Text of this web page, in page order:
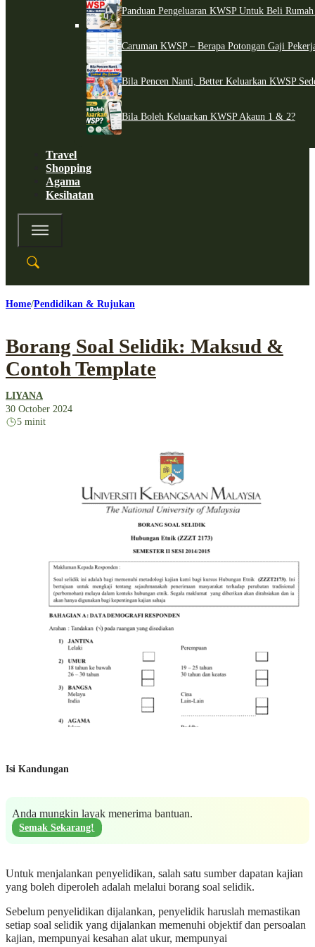
Panduan Pengeluaran KWSP Untuk Beli
Caruman KWSP – Berapa Potongan Gaji
Bila Pencen Nanti, Better Keluarkan KWSP
Bila Boleh Keluarkan KWSP Akaun 1 & 2?
Travel
Shopping
Agama
Kesihatan
Home Pendidikan & Rujukan
Borang Soal Selidik: Maksud &
Contoh Template
LIYANA
30 October 2024
5 minit
Isi Kandungan
Anda mungkin layak menerima bantuan.
Semak Sekarang!
Untuk menjalankan penyelidikan, salah satu sumber dapatan kajian
yang boleh diperoleh adalah melalui borang soal selidik.
Sebelum penyelidikan dijalankan, penyelidik haruslah memastikan
setiap soal selidik yang dijalankan memenuhi objektif dan persoalan
kajian, mempunyai kesahan alat ukur, mempunyai